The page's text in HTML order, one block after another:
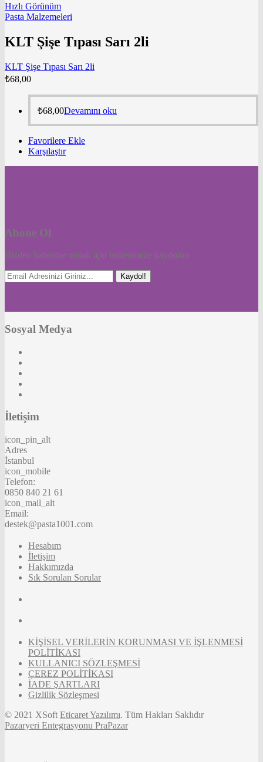
Hızlı Görünüm
Pasta Malzemeleri
KLT Şişe Tıpası Sarı 2li
KLT Şişe Tıpası Sarı 2li
₺68,00
₺68,00Devamını oku
Favorilere Ekle
Karşılaştır
Abone Ol
Bizden haberdar olmak için bültenimize kaydolun
Kaydol!
Sosyal Medya
İletişim
icon_pin_alt
Adres
İstanbul
icon_mobile
Telefon:
0850 840 21 61
icon_mail_alt
Email:
destek@pasta1001.com
Hesabım
İletişim
Hakkımızda
Sık Sorulan Sorular
KİŞİSEL VERİLERİN KORUNMASI VE İŞLENMESİ
POLİTİKASI
KULLANICI SÖZLEŞMESİ
ÇEREZ POLİTİKASI
İADE ŞARTLARI
Gizlilik Sözleşmesi
© 2021 XSoft Eticaret Yazılımı. Tüm Hakları Saklıdır
Pazaryeri Entegrasyonu PraPazar